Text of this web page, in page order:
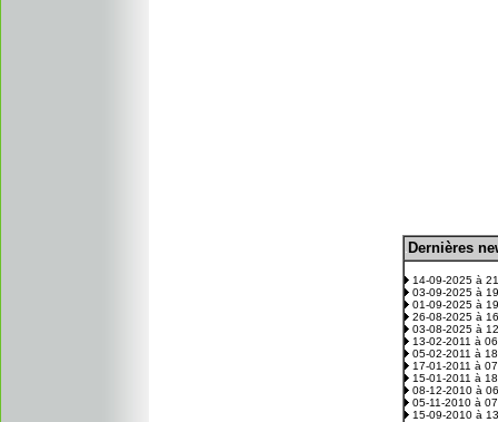
Dernières
14-09-2025 à
03-09-2025 à
01-09-2025 à
26-08-2025 à
03-08-2025 à
13-02-2011 à
05-02-2011 à
17-01-2011 à
15-01-2011 à
08-12-2010 à
05-11-2010 à
15-09-2010 à